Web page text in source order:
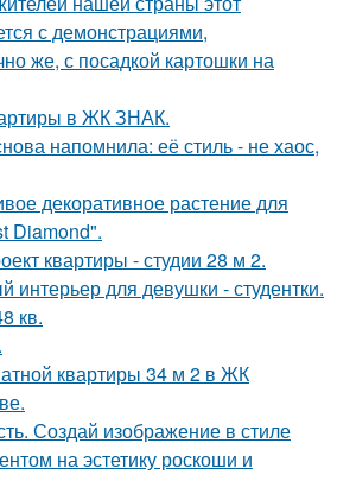
с демонстрациями,
же, с посадкой картошки на
в ЖК ЗНАК.
напомнила: её стиль - не хаос,
декоративное растение для
Diamond".
квартиры - студии 28 м 2.
интерьер для девушки - студентки.
кв.
квартиры 34 м 2 в ЖК
Создай изображение в стиле
на эстетику роскоши и